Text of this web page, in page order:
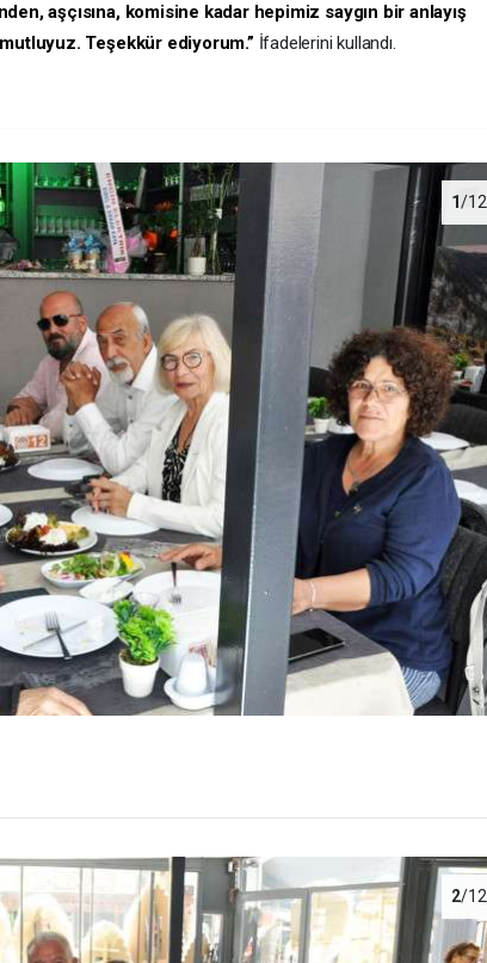
aşçısına, komisine kadar hepimiz saygın bir anlayış
Teşekkür ediyorum.” İfadelerini kullandı.
1/12
2/12